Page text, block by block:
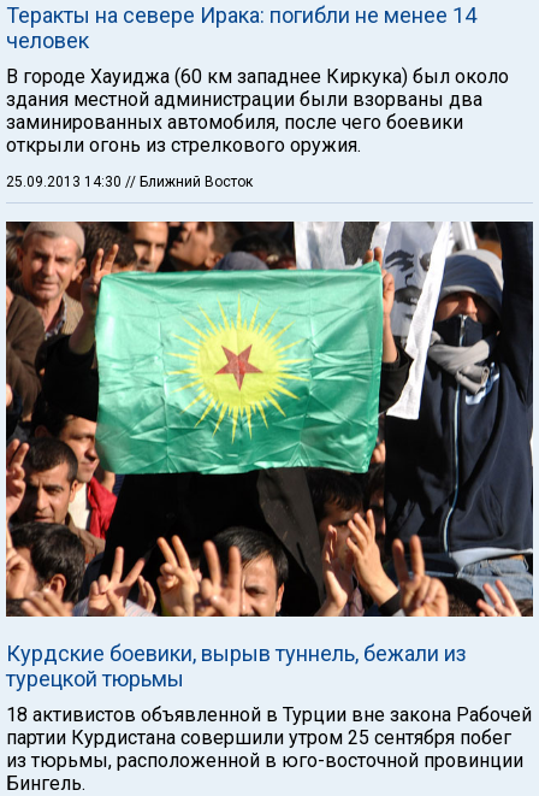
Теракты на севере Ирака: погибли не менее 14
человек
В городе Хауиджа (60 км западнее Киркука) был около
здания местной администрации были взорваны два
заминированных автомобиля, после чего боевики
открыли огонь из стрелкового оружия.
25.09.2013 14:30 // Ближний Восток
Курдские боевики, вырыв туннель, бежали из
турецкой тюрьмы
18 активистов объявленной в Турции вне закона Рабочей
партии Курдистана совершили утром 25 сентября побег
из тюрьмы, расположенной в юго-восточной провинции
Бингель.